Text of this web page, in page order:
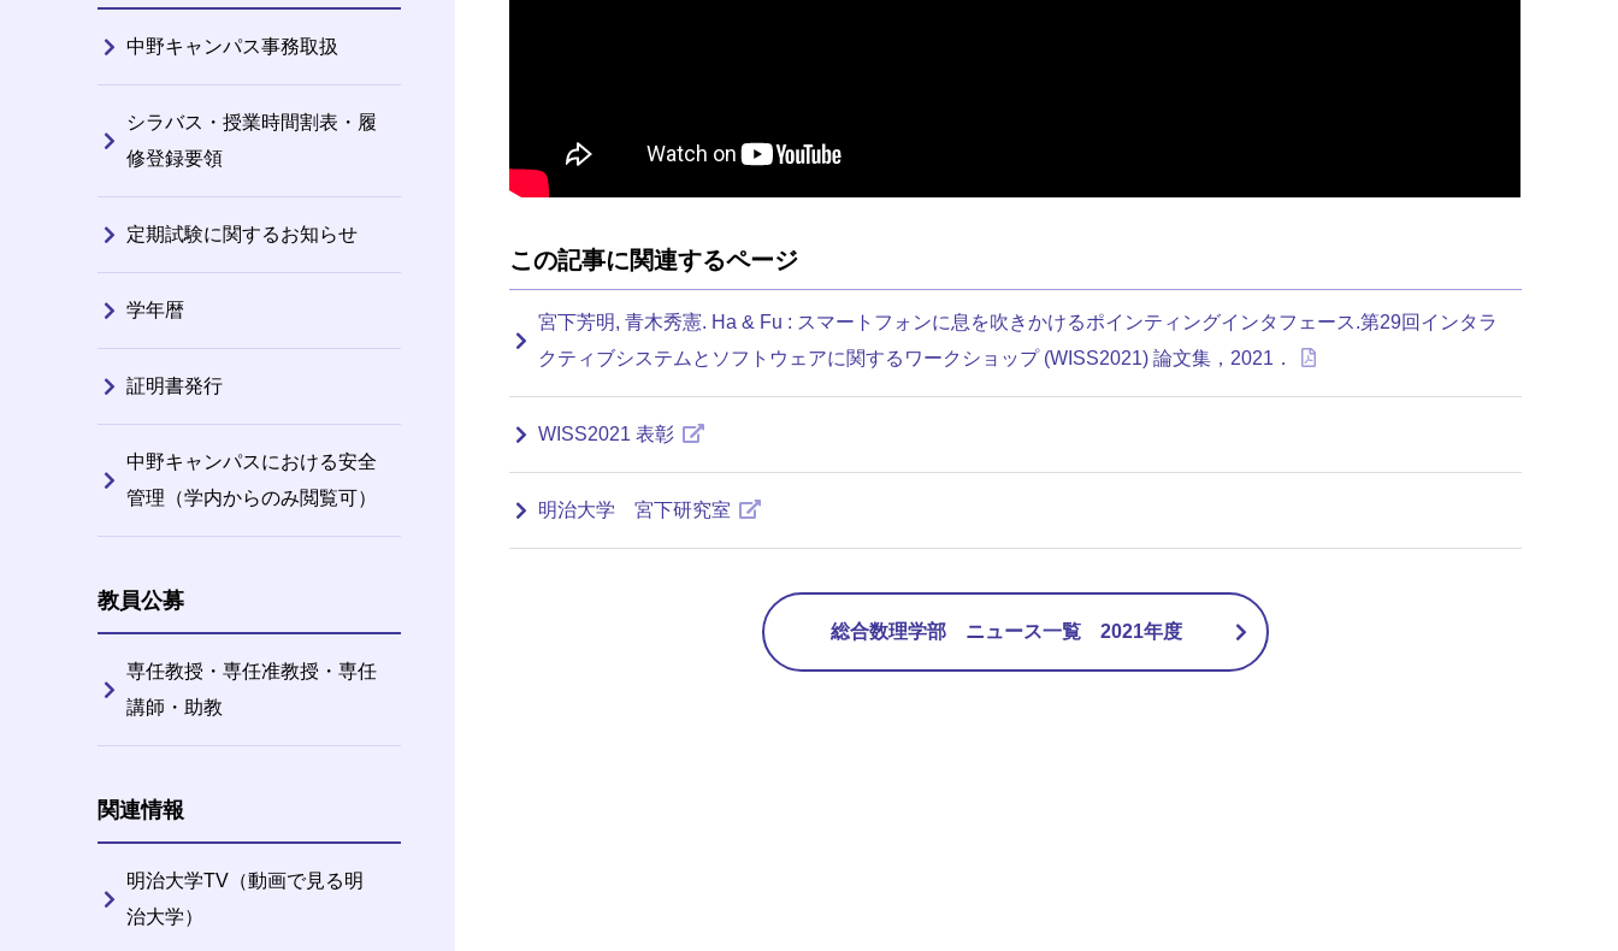
この記事に関連するページ
宮下芳明, 青木秀憲. Ha & Fu : スマートフォンに息を吹きかけるポインティングインタフェース.第29回インタラ
クティブシステムとソフトウェアに関するワークショップ (WISS2021) 論文集，2021．
WISS2021 表彰
明治大学 宮下研究室
総合数理学部 ニュース一覧 2021年度
中野キャンパス事務取扱
シラバス・授業時間割表・履
修登録要領
定期試験に関するお知らせ
学年暦
証明書発行
中野キャンパスにおける安全
管理（学内からのみ閲覧可）
教員公募
専任教授・専任准教授・専任
講師・助教
関連情報
明治大学TV（動画で見る明
治大学）